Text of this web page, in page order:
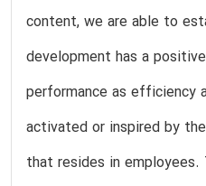
content, we are able to
development has a
performance as efficiency
activated or inspired by
that resides in